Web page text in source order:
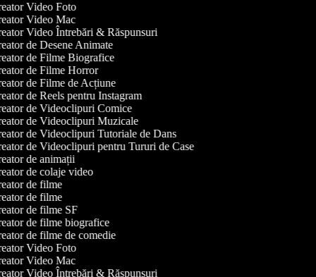
Video Foto
Video Mac
Video Întrebări & Răspunsuri
de Desene Animate
de Filme Biografice
de Filme Horror
de Filme de Acțiune
de Reels pentru Instagram
de Videoclipuri Comice
de Videoclipuri Muzicale
de Videoclipuri Tutoriale de Dans
de Videoclipuri pentru Tururi de Case
de animații
de colaje video
de filme
de filme
de filme SF
de filme biografice
de filme de comedie
Video Foto
Video Mac
Video Întrebări & Răspunsuri